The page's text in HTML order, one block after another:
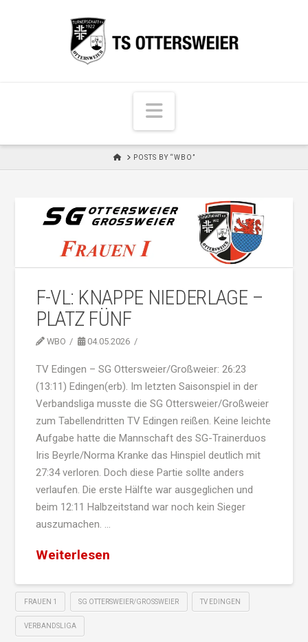
N
a
v
i
a
t
o
H
POSTS BY “WBO”
F-VL: KNAPPE NIEDERLAGE –
PLATZ FÜNF
WBO 04.05.2026
TV Edingen – SG Ottersweier/Großweier: 26:23
(13:11) Edingen(erb). Im letzten Saisonspiel in der
Verbandsliga musste die SG Ottersweier/Großweier
zum Tabellendritten TV Edingen reißen. Keine leichte
Aufgabe hatte die Mannschaft des SG-Trainerduos
Iris Beyrle/Norma Kranke das Hinspiel deutlich mit
27:34 verloren. Doch diese Partie sollte anders
verlaufen. Die erste Hälfte war ausgeglichen und
beim 12:11 Halbzeitstand war noch kein Sieger
auszumachen. …
Weiterlesen
FRAUEN 1 SG OTTERSWEIER/GROSSWEIER TV EDINGEN
VERBANDSLIGA